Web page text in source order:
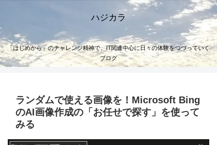
ハジカラ
「はじめから」のチャレンジ精神で、IT関連中心に日々の体験をつづっていく
ブログ
ランダムで使える画像を！Microsoft Bing
のAI画像作成の「お任せで探す」を使って
みる